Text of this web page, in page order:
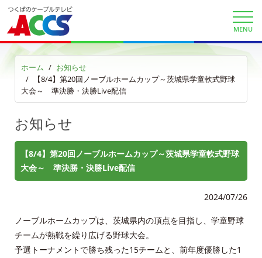
MENU
ホーム
お知らせ
【8/4】第20回ノーブルホームカップ～茨城県学童軟式野球
大会～ 準決勝・決勝Live配信
お知らせ
【8/4】第20回ノーブルホームカップ～茨城県学童軟式野球
大会～ 準決勝・決勝Live配信
2024/07/26
ノーブルホームカップは、茨城県内の頂点を目指し、学童野球
チームが熱戦を繰り広げる野球大会。
予選トーナメントで勝ち残った15チームと、前年度優勝した1
各種手続き
申込・資料請求
お問合せ
沿革
法人情報
ＡＣＣＳ番組基準